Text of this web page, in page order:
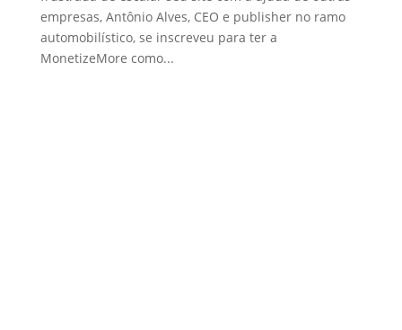
empresas, Antônio Alves, CEO e publisher no ramo
automobilístico, se inscreveu para ter a
MonetizeMore como...